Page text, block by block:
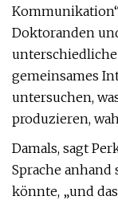
Doktoranden
gemeinsames
untersuchen,
produzieren,
Damals, sagt
Sprache
könnte, „und